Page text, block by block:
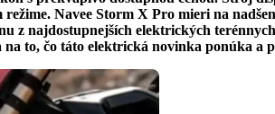
Navee Storm X Pro mieri na
z najdostupnejších elektrických
to, čo táto elektrická novinka ponúka a